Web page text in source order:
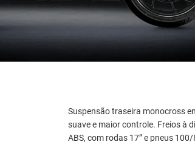
Suspensão traseira monocross
suave e maior controle. Freios à
ABS, com rodas 17” e pneus